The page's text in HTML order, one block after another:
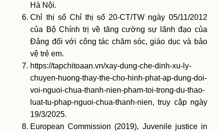
Hà Nội.
Chỉ thị số Chỉ thị số 20-CT/TW ngày 05/11/2012
của Bộ Chính trị về tăng cường sự lãnh đạo của
Đảng đối với công tác chăm sóc, giáo dục và bảo
vệ trẻ em.
https://tapchitoaan.vn/xay-dung-che-dinh-xu-ly-
chuyen-huong-thay-the-cho-hinh-phat-ap-dung-doi-
voi-nguoi-chua-thanh-nien-pham-toi-trong-du-thao-
luat-tu-phap-nguoi-chua-thanh-nien, truy cập ngày
19/3/2025.
European Commission (2019), Juvenile justice in